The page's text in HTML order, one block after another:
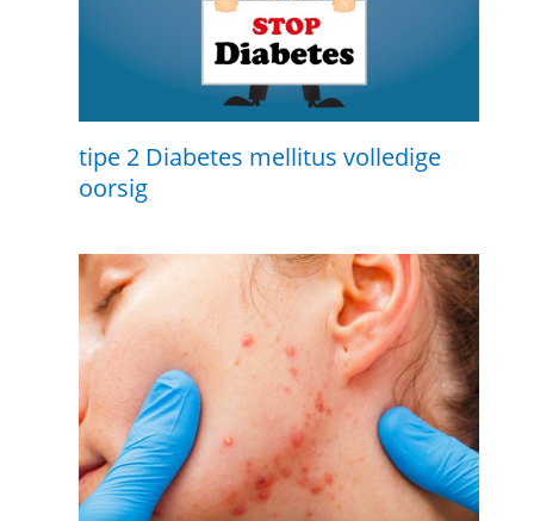
tipe 2 Diabetes mellitus volledige
oorsig